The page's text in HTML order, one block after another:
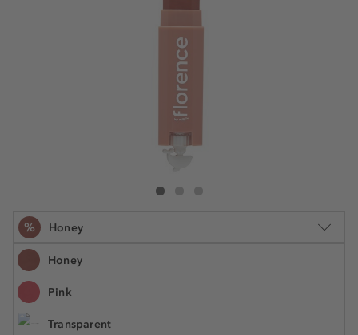
Florence By Mills Tinted Lip Balm
% Honey
Honey
Pink
Transparent
4 g